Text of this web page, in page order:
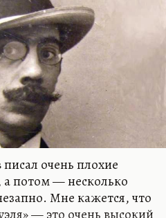
рассказы его — это
меня господи. А из
большинство
очень плохие
а потом — несколько
Мне кажется, что
— это очень высокий